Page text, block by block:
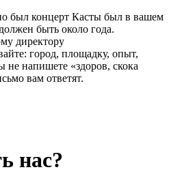
был концерт Касты был в вашем
быть около года.
директору
город, площадку, опыт,
напишете «здоров, скока
вам ответят.
нас?